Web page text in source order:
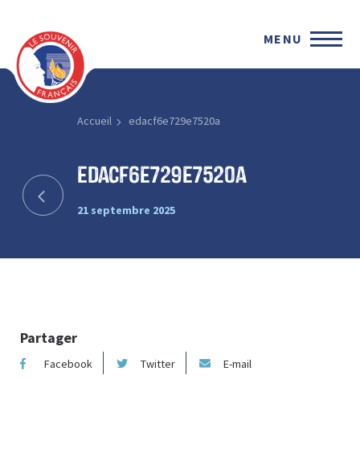
MENU
Accueil edacf6e729e7520a
edacf6e729e7520a
21 septembre 2025
Partager
Facebook Twitter E-mail